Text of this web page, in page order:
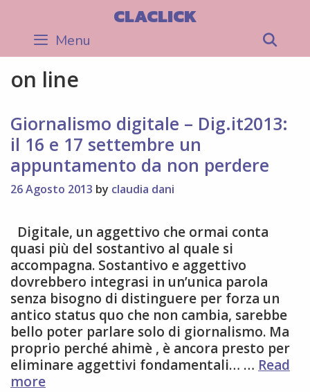
content
CLACLICK
Menu
on line
Giornalismo digitale – Dig.it2013:
il 16 e 17 settembre un
appuntamento da non perdere
26 Agosto 2013 by claudia dani
Digitale, un aggettivo che ormai conta
quasi più del sostantivo al quale si
accompagna. Sostantivo e aggettivo
dovrebbero integrasi in un’unica parola
senza bisogno di distinguere per forza un
antico status quo che non cambia, sarebbe
bello poter parlare solo di giornalismo. Ma
proprio perché ahimè , è ancora presto per
eliminare aggettivi fondamentali… … Read
moreGiornalismo